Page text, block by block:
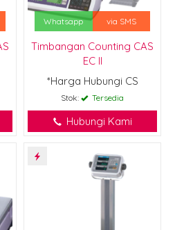
Whatsapp via SMS
Timbangan Counting CAS
EC II
*Harga Hubungi CS
Stok: Tersedia
Hubungi Kami